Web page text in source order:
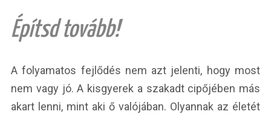
Építsd tovább!
A folyamatos fejlődés nem azt jelenti, hogy most
nem vagy jó. A kisgyerek a szakadt cipőjében más
akart lenni, mint aki ő valójában. Olyannak az életét